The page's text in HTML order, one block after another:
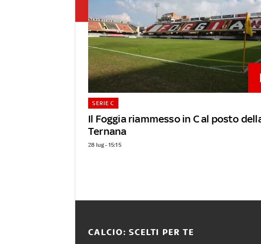
Il Foggia riammesso in C al posto
Ternana
SERIE C
28 lug - 15:15
CALCIO: SCELTI PER TE